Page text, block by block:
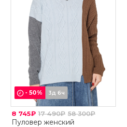
-50% 3д 6ч
8 745₽ 17 490₽ 58 300₽
Пуловер женский